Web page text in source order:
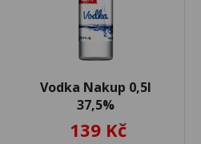
Vodka Nakup 0,5l
37,5%
139 Kč